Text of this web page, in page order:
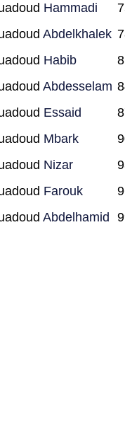
Hammadi
Abdelkhalek
Habib
Abdesselam
Essaid
Mbark
Nizar
Farouk
Abdelhamid